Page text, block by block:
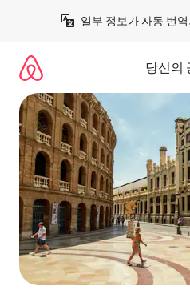
일부 정보가 자동 번
당신의